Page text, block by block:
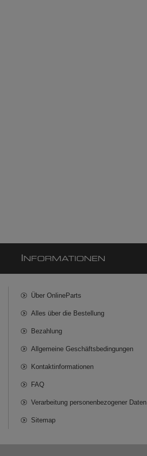
NFORMATIONEN
Über OnlineParts
Alles über die Bestellung
Bezahlung
Allgemeine Geschäftsbedingungen
Kontaktinformationen
FAQ
Verarbeitung personenbezogener Daten
Sitemap